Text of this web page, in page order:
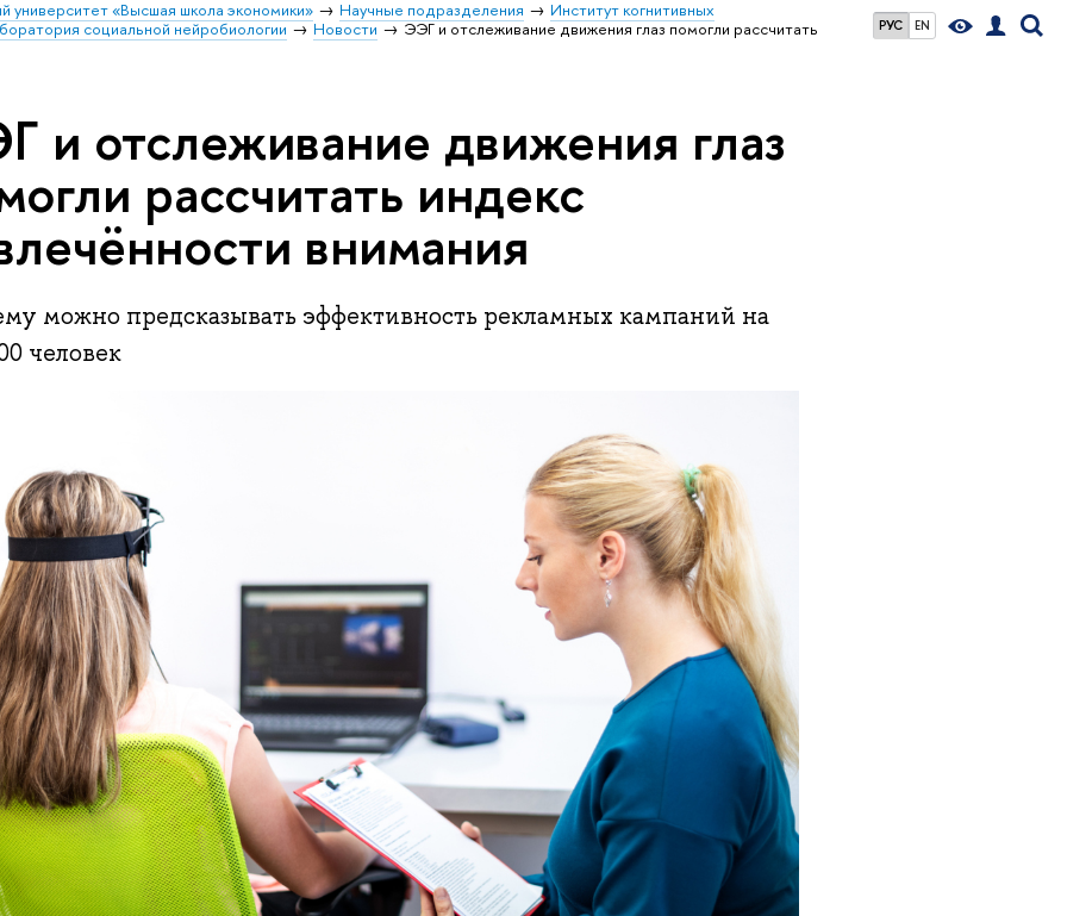
РУС EN
университет «Высшая школа экономики» Научные подразделения
Институт когнитивных
социальной нейробиологии
Новости ЭЭГ и отслеживание движения глаз помогли рассчитать
и отслеживание движения глаз
рассчитать индекс
внимания
можно предсказывать эффективность рекламных кампаний на
человек